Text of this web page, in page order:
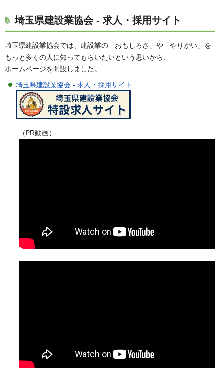
埼玉県建設業協会 - 求人・採用サイト
埼玉県建設業協会では、建設業の「おもしろさ」や「やりがい」を
もっと多くの人に知ってもらいたいという思いから、
ホームページを開設しました。
埼玉県建設業協会 - 求人・採用サイト
（PR動画）